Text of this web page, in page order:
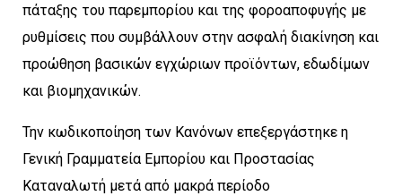
πάταξης του παρεμπορίου και της φοροαποφυγής με
ρυθμίσεις που συμβάλλουν στην ασφαλή διακίνηση και
προώθηση βασικών εγχώριων προϊόντων, εδωδίμων
και βιομηχανικών.
Την κωδικοποίηση των Κανόνων επεξεργάστηκε η
Γενική Γραμματεία Εμπορίου και Προστασίας
Καταναλωτή μετά από μακρά περίοδο